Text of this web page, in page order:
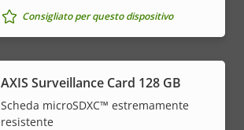
Consigliato per questo dispositivo
AXIS Surveillance Card 128 GB
Scheda microSDXC™ estremamente
resistente